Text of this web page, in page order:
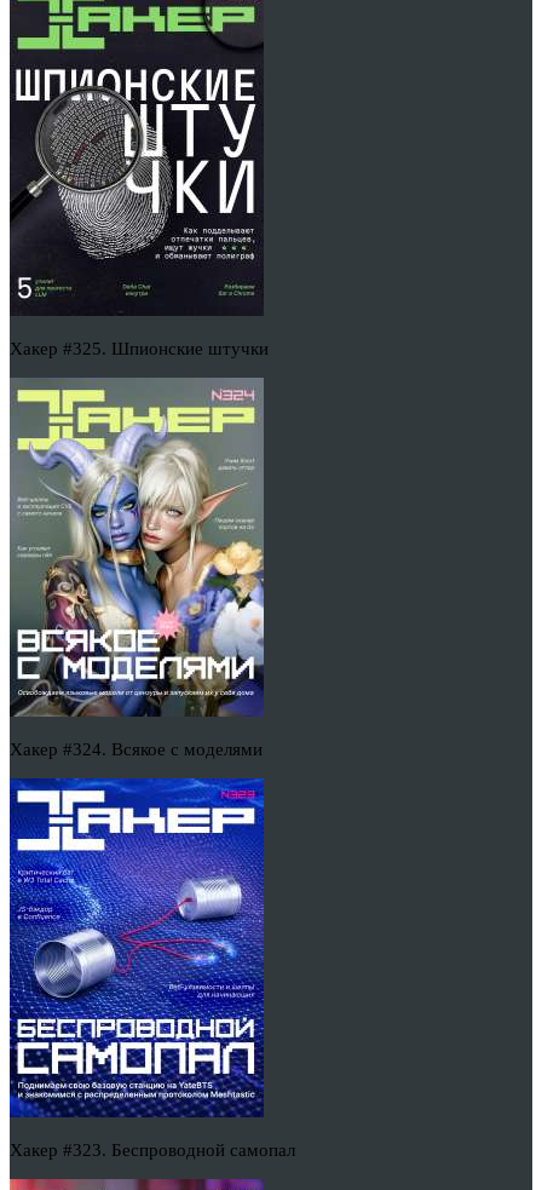
Хакер #325. Шпионские штучки
Хакер #324. Всякое с моделями
Хакер #323. Беспроводной самопал